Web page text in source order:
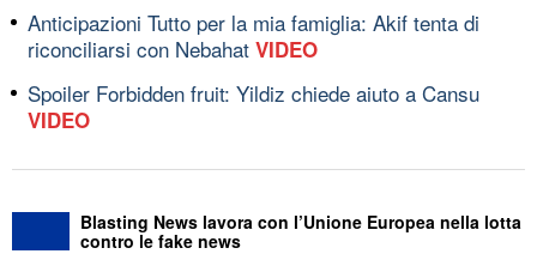
Anticipazioni Tutto per la mia famiglia: Akif tenta di
riconciliarsi con Nebahat VIDEO
Spoiler Forbidden fruit: Yildiz chiede aiuto a Cansu
VIDEO
Blasting News lavora con l’Unione Europea nella lotta
contro le fake news